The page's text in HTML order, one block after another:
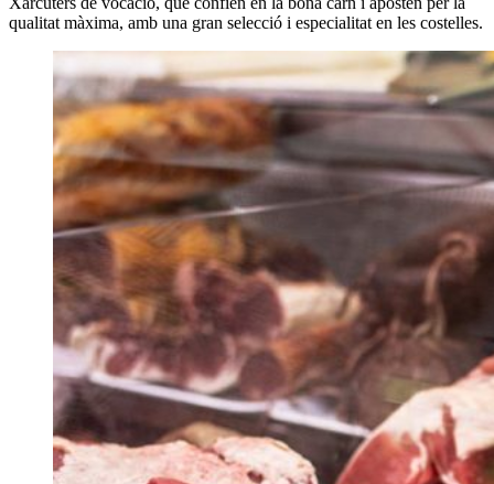
qualitat màxima, amb una gran selecció i especialitat en les costelles.